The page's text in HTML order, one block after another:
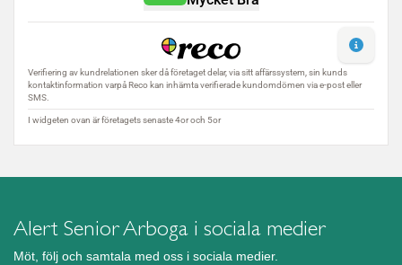
Alert Senior Arboga i sociala medier
Möt, följ och samtala med oss i sociala medier.